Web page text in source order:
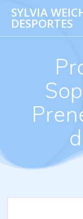
SYLVIA
DESPORTES